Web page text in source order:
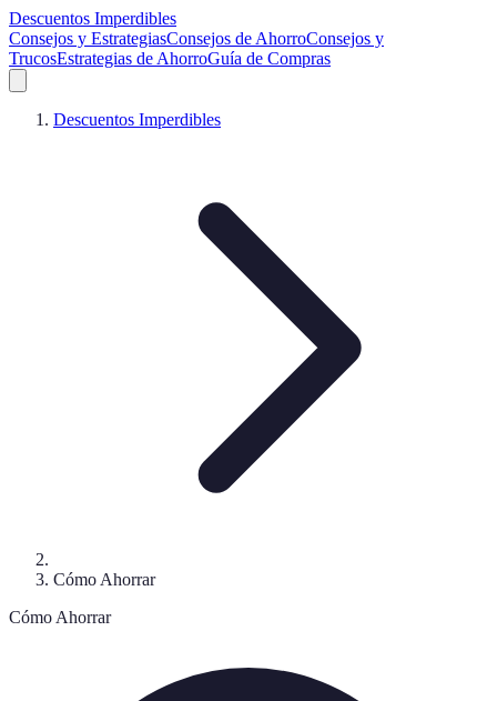
Descuentos Imperdibles
Consejos y EstrategiasConsejos de AhorroConsejos y
TrucosEstrategias de AhorroGuía de Compras
Descuentos Imperdibles
Cómo Ahorrar
Cómo Ahorrar